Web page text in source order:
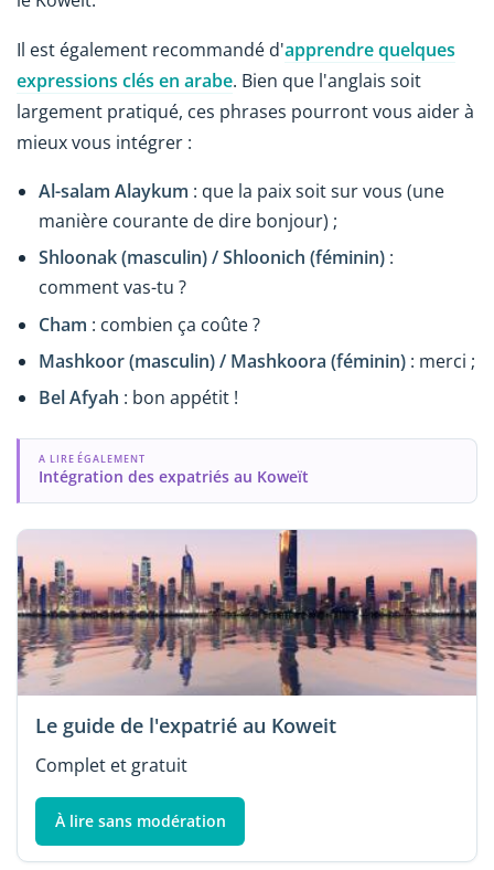
Il est également recommandé d'apprendre quelques
expressions clés en arabe. Bien que l'anglais soit
largement pratiqué, ces phrases pourront vous aider à
mieux vous intégrer :
Al-salam Alaykum : que la paix soit sur vous (une
manière courante de dire bonjour) ;
Shloonak (masculin) / Shloonich (féminin) :
comment vas-tu ?
Cham : combien ça coûte ?
Mashkoor (masculin) / Mashkoora (féminin) : merci ;
Bel Afyah : bon appétit !
A LIRE ÉGALEMENT
Intégration des expatriés au Koweït
Le guide de l'expatrié au Koweit
Complet et gratuit
À lire sans modération